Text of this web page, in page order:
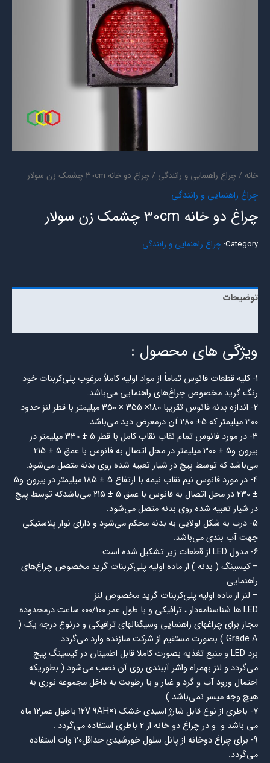
خانه/ چراغ راهنمایی و رانندگی/ چراغ دو خانه 30cm چشمک زن سولار
چراغ راهنمایی و رانندگی
چراغ دو خانه 30cm چشمک زن سولار
Category: چراغ راهنمایی و رانندگی
توضیحات
ویژگی های محصول :
1- کليه قطعات فانوس تماماً از مواد اوليه کاملاً مرغوب پلي‌کربنات خود
رنگ گريد مخصوص چراغ‌هاي راهنمايي می‌باشد.
2- اندازه بدنه فانوس تقريبا 180× 355 × 350 ميليمتر با قطر لنز حدود
300 ميليمتر كه 5± 280 آن درمعرض ديد مي‌باشد.
3- در مورد فانوس تمام نقاب نقاب كامل با قطر 5 ± 330 ميليمتر در
بيرون و5 ± 300 ميليمتر در محل اتصال به فانوس با عمق 5 ± 215
مي‌باشد كه توسط پيچ در شيار تعبيه شده روي بدنه متصل مي‌شود.
4- در مورد فانوس نيم نقاب نيمه با ارتفاع 5 ± 185 ميليمتر در بيرون و5
± 230 در محل اتصال به فانوس با عمق 5 ± 215 مي‌باشدكه توسط پيچ
در شيار تعبيه شده روي بدنه متصل مي‌شود.
5- درب به شكل لولایي به بدنه محكم مي‌شود و داراي نوار پلاستيكي
جهت آب بندي مي‌باشد.
– كيسينگ ( بدنه ) از ماده اوليه پلي‌كربنات گريد مخصوص چراغ‌هاي
راهنمايي
– لنز از ماده اوليه پلي‌كربنات گريد مخصوص لنز
LED ها شناسنامه‌دار ، ترافيكي و با طول عمر 000/100 ساعت درمحدوده
مجاز براي چراغهاي راهنمايي وسيگنالهاي ترافيكي و درنوع درجه يك (
Grade A ) بصورت مستقيم از شركت سازنده وارد مي‌گردد.
برد LED و منبع تغذيه بصورت كاملا قابل اطمينان در كيسينگ پيچ
مي‌گردد و لنز بهمراه واشر آببندی روي آن نصب مي‌شود (‌ بطوريكه
احتمال ورود آب و گرد و غبار و يا رطوبت به داخل مجموعه نوري به
هيچ وجه ميسر نمي‌باشد )‌
7- باطري از نوع قابل شارژ اسيدي خشك 1×12V 9AH باطول عمر12 ماه
مي باشد و و در چراغ دو خانه از 2 باطري استفاده مي‌گردد .
9- براي چراغ دوخانه از پانل سلول خورشيدي حداقل20 وات استفاده
مي‌گردد.